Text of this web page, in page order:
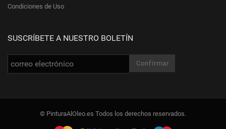
Condiciones de Uso
SUSCRÍBETE A NUESTRO BOLETÍN
© PinturaAlOleo.es Todos los derechos reservados.